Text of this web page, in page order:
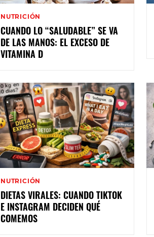
NUTRICIÓN
CUANDO LO “SALUDABLE” SE VA
DE LAS MANOS: EL EXCESO DE
VITAMINA D
NUTRICIÓN
DIETAS VIRALES: CUANDO TIKTOK
E INSTAGRAM DECIDEN QUÉ
COMEMOS